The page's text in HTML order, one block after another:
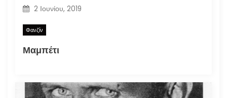
2 Ιουνίου, 2019
Φανζίν
Μαμπέτι